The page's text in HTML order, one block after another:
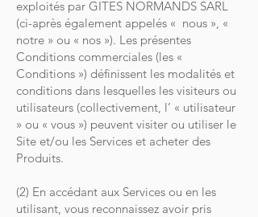
exploités par GITES NORMANDS SARL
(ci-après également appelés « nous », «
notre » ou « nos »). Les présentes
Conditions commerciales (les «
Conditions ») définissent les modalités et
conditions dans lesquelles les visiteurs ou
utilisateurs (collectivement, l’ « utilisateur
» ou « vous ») peuvent visiter ou utiliser le
Site et/ou les Services et acheter des
Produits.
(2) En accédant aux Services ou en les
utilisant, vous reconnaissez avoir pris